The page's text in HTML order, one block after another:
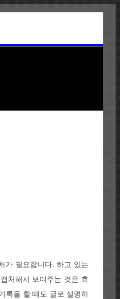
가 필요합니다. 하고 있는
처해서 보여주는 것은 효
록을 할 때도 글로 설명하